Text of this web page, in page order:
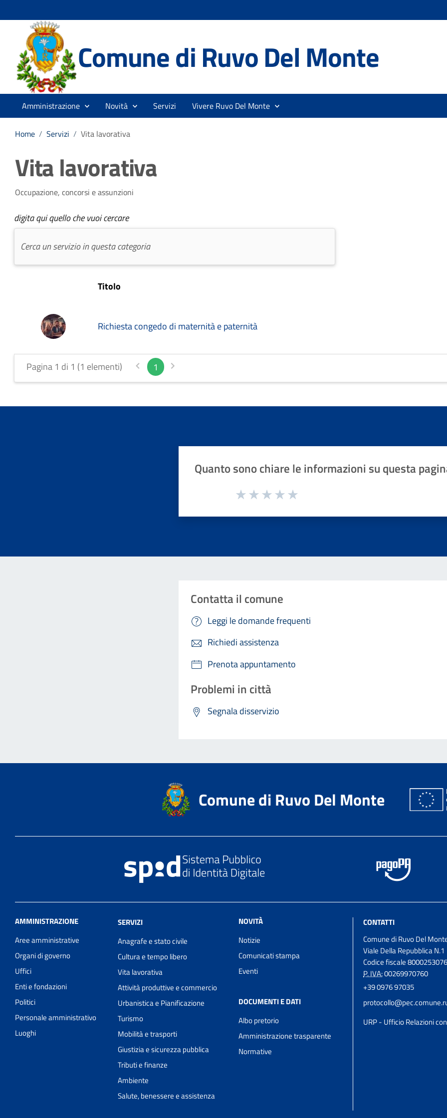
Comune di Ruvo Del Monte
Amministrazione Novità Servizi Vivere Ruvo Del Monte
Home / Servizi / Vita lavorativa
Vita lavorativa
Occupazione, concorsi e assunzioni
digita qui quello che vuoi cercare
Titolo
Richiesta congedo di maternità e paternità
Pagina 1 di 1 (1 elementi) 1
Quanto sono chiare le informazioni su questa
Valuta da 1 a 5 stelle la pagina
Contatta il comune
Leggi le domande frequenti
Richiedi assistenza
Prenota appuntamento
Problemi in città
Segnala disservizio
Comune di Ruvo Del Monte
AMMINISTRAZIONE
Aree amministrative
Organi di governo
Uffici
Enti e fondazioni
Politici
Personale amministrativo
Luoghi
SERVIZI
Anagrafe e stato civile
Cultura e tempo libero
Vita lavorativa
Attività produttive e commercio
Urbanistica e Pianificazione
Turismo
Mobilità e trasporti
Giustizia e sicurezza pubblica
Tributi e finanze
Ambiente
Salute, benessere e assistenza
NOVITÀ
Notizie
Comunicati stampa
Eventi
DOCUMENTI E DATI
Albo pretorio
Amministrazione trasparente
Normative
CONTATTI
Comune di Ruvo Del
Viale Della Repubblica N.1
Codice fiscale
P. IVA:00269970760
+39 0976 97035
URP - Ufficio Relazioni